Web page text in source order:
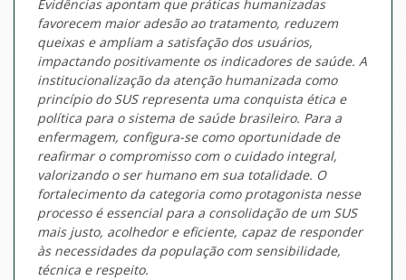
Evidências apontam que práticas humanizadas
favorecem maior adesão ao tratamento, reduzem
queixas e ampliam a satisfação dos usuários,
impactando positivamente os indicadores de saúde. A
institucionalização da atenção humanizada como
princípio do SUS representa uma conquista ética e
política para o sistema de saúde brasileiro. Para a
enfermagem, configura-se como oportunidade de
reafirmar o compromisso com o cuidado integral,
valorizando o ser humano em sua totalidade. O
fortalecimento da categoria como protagonista nesse
processo é essencial para a consolidação de um SUS
mais justo, acolhedor e eficiente, capaz de responder
às necessidades da população com sensibilidade,
técnica e respeito.